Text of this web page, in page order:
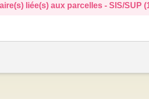
liée(s) aux parcelles - SIS/SUP